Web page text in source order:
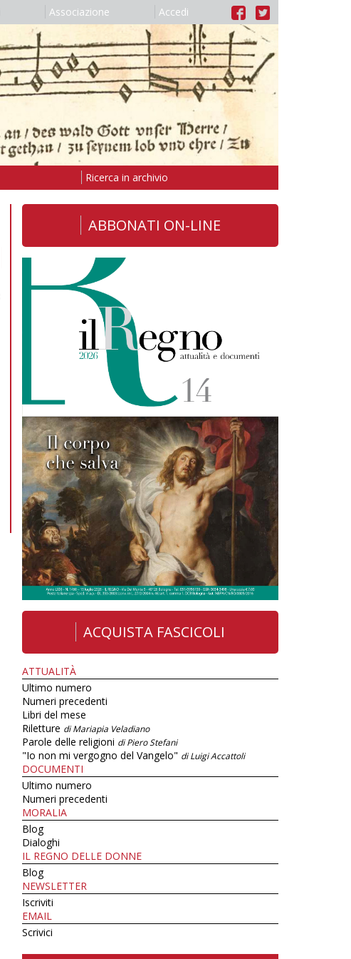
Associazione Accedi
Ricerca in archivio
ABBONATI ON-LINE
ACQUISTA FASCICOLI
ATTUALITÀ
Ultimo numero
Numeri precedenti
Libri del mese
Riletture di Mariapia Veladiano
Parole delle religioni di Piero Stefani
"Io non mi vergogno del Vangelo" di Luigi Accattoli
DOCUMENTI
Ultimo numero
Numeri precedenti
MORALIA
Blog
Dialoghi
IL REGNO DELLE DONNE
Blog
NEWSLETTER
Iscriviti
EMAIL
Scrivici